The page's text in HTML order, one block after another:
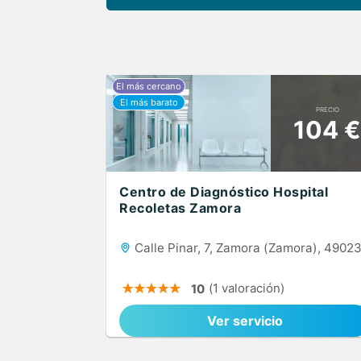
PRECIO
104 €
Centro de Diagnóstico Hospital
Recoletas Zamora
Calle Pinar, 7, Zamora (Zamora), 49023
10 (1 valoración)
Ver servicio